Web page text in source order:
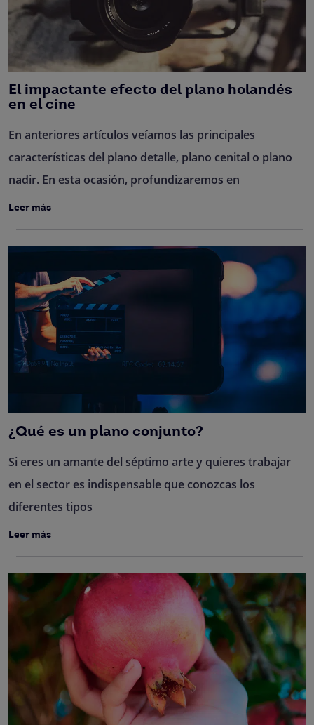
El impactante efecto del plano holandés
en el cine
En anteriores artículos veíamos las principales
características del plano detalle, plano cenital o plano
nadir. En esta ocasión, profundizaremos en
Leer más
¿Qué es un plano conjunto?
Si eres un amante del séptimo arte y quieres trabajar
en el sector es indispensable que conozcas los
diferentes tipos
Leer más